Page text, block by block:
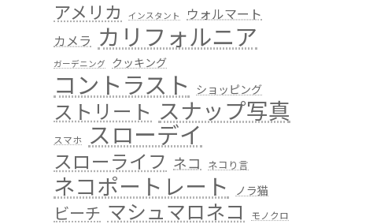
アメリカ
インスタント
ウォルマート
カメラ
カリフォルニア
ガーデニング クッキング
コントラスト ショッピング
ストリート スナップ写真
スマホ スローデイ
スローライフ ネコ ネコり言
ネコポートレート ノラ猫
ビーチ マシュマロネコ モノクロ